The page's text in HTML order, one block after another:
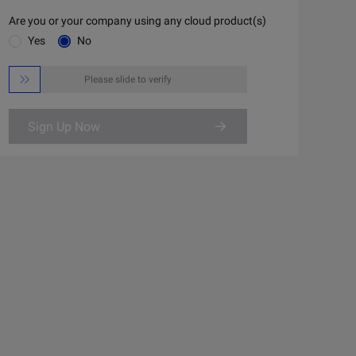
Are you or your company using any cloud product(s)
Yes
No
 Please slide to verify
Sign Up Now